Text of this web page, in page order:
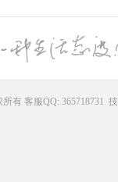
有 客服QQ: 365718731